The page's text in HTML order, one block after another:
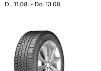
Di. 11.08. - Do. 13.08.